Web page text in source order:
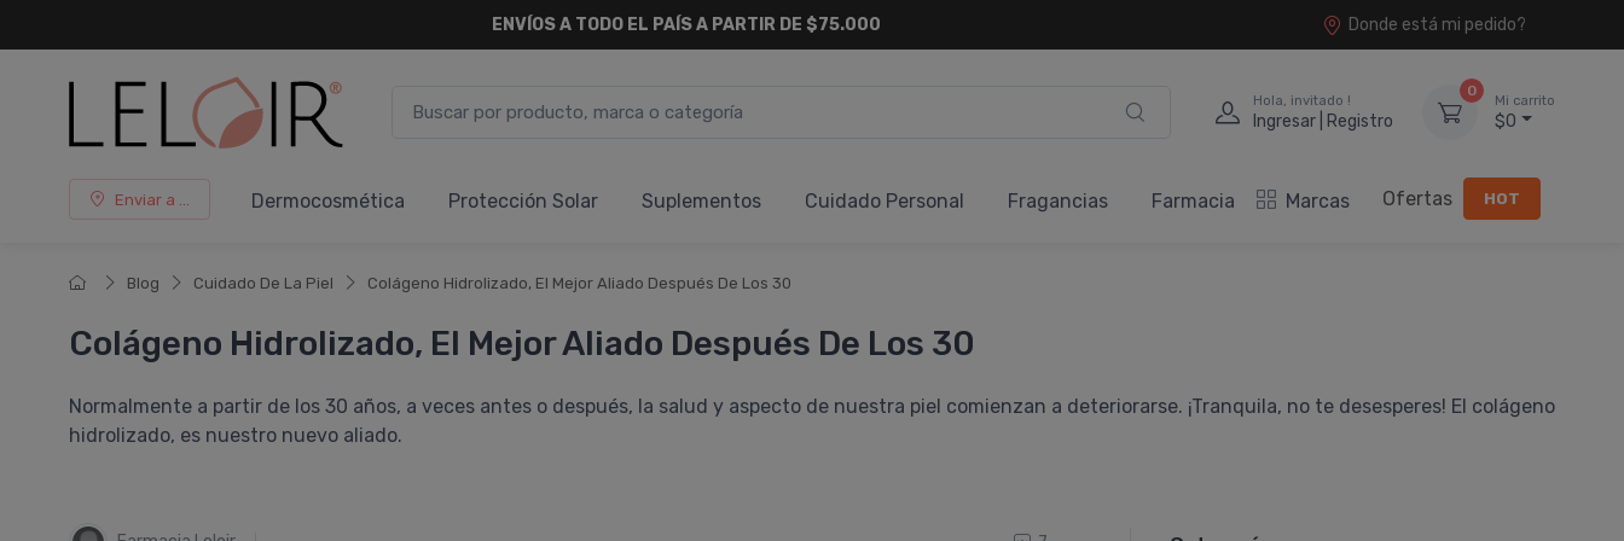
Donde está mi pedido?
Hola, invitado !
Ingresar | Registro
0
Mi carrito
$0
Enviar a ... Dermocosmética Protección Solar Suplementos Cuidado Personal Fragancias Farmacia Marcas Ofertas HOT
Blog Cuidado De La Piel Colágeno Hidrolizado, El Mejor Aliado Después De Los 30
Colágeno Hidrolizado, El Mejor Aliado Después De Los 30
Normalmente a partir de los 30 años, a veces antes o después, la salud y aspecto de nuestra piel comienzan a deteriorarse. ¡Tranquila, no te desesperes! El colágeno
hidrolizado, es nuestro nuevo aliado.